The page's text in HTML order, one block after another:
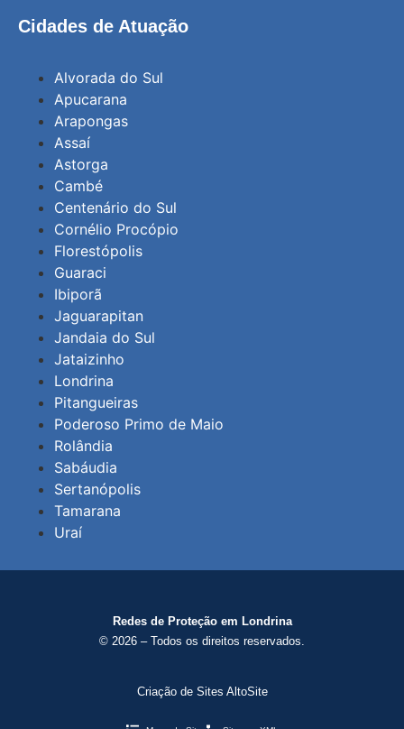
Cidades de Atuação
Alvorada do Sul
Apucarana
Arapongas
Assaí
Astorga
Cambé
Centenário do Sul
Cornélio Procópio
Florestópolis
Guaraci
Ibiporã
Jaguarapitan
Jandaia do Sul
Jataizinho
Londrina
Pitangueiras
Poderoso Primo de Maio
Rolândia
Sabáudia
Sertanópolis
Tamarana
Uraí
Redes de Proteção em Londrina
© 2026 – Todos os direitos reservados.
Criação de Sites AltoSite